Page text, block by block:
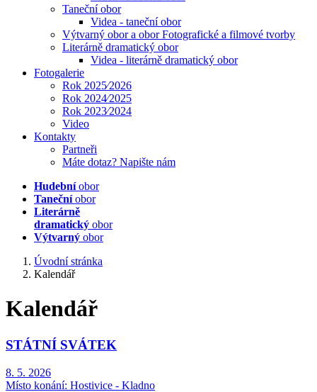
Taneční obor
Videa - taneční obor
Výtvarný obor a obor Fotografické a filmové tvorby
Literárně dramatický obor
Videa - literárně dramatický obor
Fotogalerie
Rok 2025⁄2026
Rok 2024⁄2025
Rok 2023⁄2024
Video
Kontakty
Partneři
Máte dotaz? Napište nám
Hudebníobor
Tanečníobor
Literárně
dramatický obor
Výtvarný obor
Úvodní stránka
Kalendář
Kalendář
STÁTNÍ SVÁTEK
8. 5. 2026
Místo konání: Hostivice - Kladno